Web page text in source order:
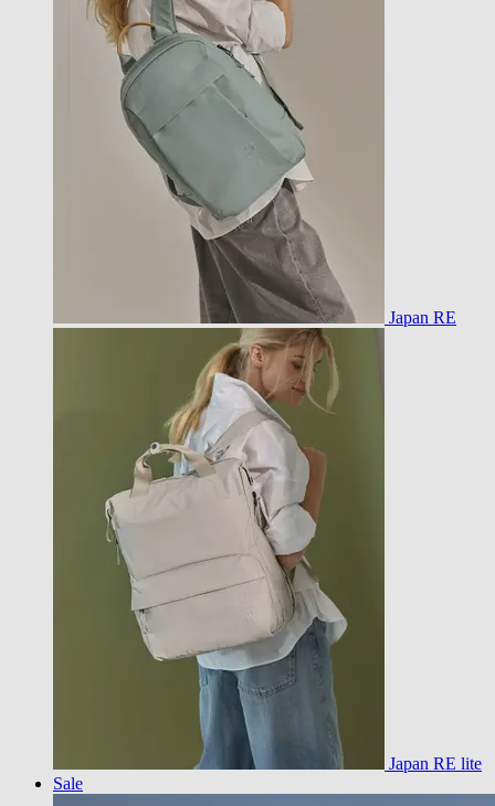
Japan RE
Japan RE lite
Sale